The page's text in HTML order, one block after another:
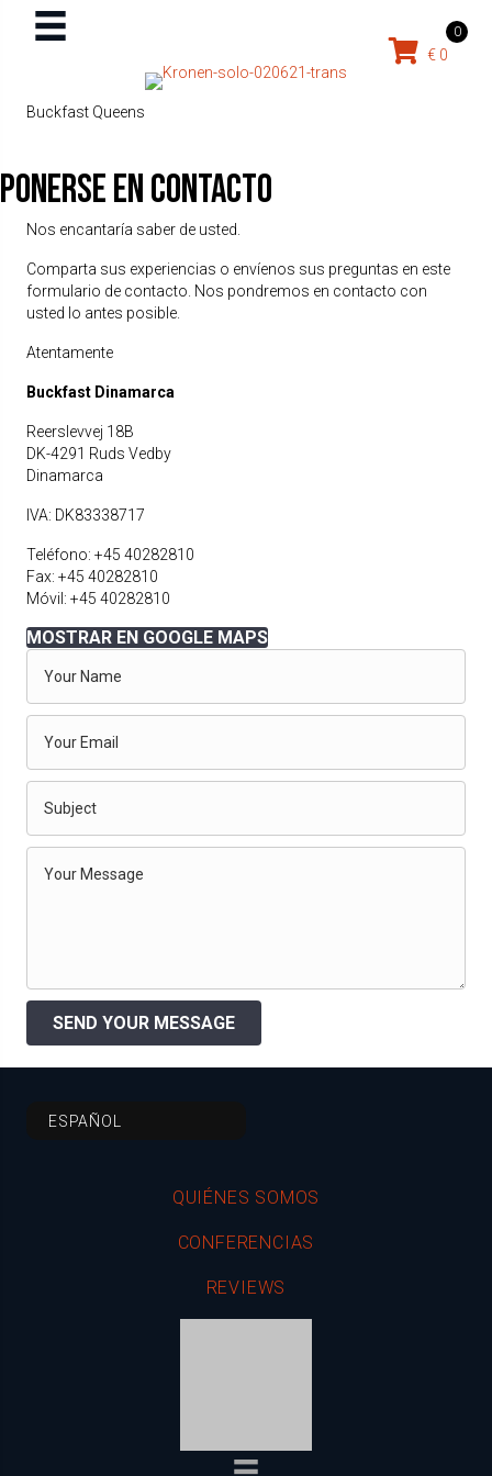
Buckfast Queens
€ 0
0
Ponerse en contacto
Nos encantaría saber de usted.
Comparta sus experiencias o envíenos sus preguntas en este
formulario de contacto. Nos pondremos en contacto con
usted lo antes posible.
Atentamente
Buckfast Dinamarca
Reerslevvej 18B
DK-4291 Ruds Vedby
Dinamarca
IVA: DK83338717
Teléfono: +45 40282810
Fax: +45 40282810
Móvil: +45 40282810
MOSTRAR EN GOOGLE MAPS
SEND YOUR MESSAGE
ESPAÑOL
QUIÉNES SOMOS
CONFERENCIAS
REVIEWS